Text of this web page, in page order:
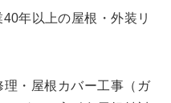
年以上の屋根・外装リ
・屋根カバー工事（ガ